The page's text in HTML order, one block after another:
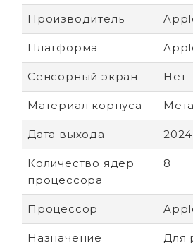
Производитель
Платформа
Сенсорный экран Нет
Материал корпуса
Дата выхода 2024
Количество ядер
процессора
8
Процессор
Назначение
Для